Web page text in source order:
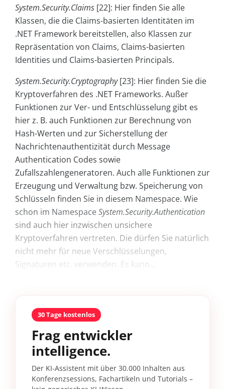
System.Security.Claims [22]: Hier finden Sie alle
Klassen, die die Claims-basierten Identitäten im
.NET Framework bereitstellen, also Klassen zur
Repräsentation von Claims, Claims-basierten
Identities und Claims-basierten Principals.
System.Security.Cryptography[23]: Hier finden Sie die
Kryptoverfahren des .NET Frameworks. Außer
Funktionen zur Ver- und Entschlüsselung gibt es
hier z. B. auch Funktionen zur Berechnung von
Hash-Werten und zur Sicherstellung der
Nachrichtenauthentizität durch Message
Authentication Codes sowie
Zufallszahlengeneratoren. Auch alle Funktionen zur
Erzeugung und Verwaltung bzw. Speicherung von
Schlüsseln finden Sie in diesem Namespace. Wie
schon im Namespace System.Security.Authentication
sind auch hier inzwischen unsichere
Kryptoverfahren vertreten. Die dürfen Sie natürlich
nicht mehr für neue Verschlüsselungen,
Signaturen etc. verwenden. Es kann...
30 Tage kostenlos
Frag entwickler
intelligence.
Der KI-Assistent mit über 30.000 Inhalten aus
Konferenzsessions, Fachartikeln und Tutorials –